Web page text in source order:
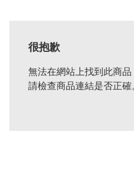
很抱歉
無法在網站上找到此商品
請檢查商品連結是否正確